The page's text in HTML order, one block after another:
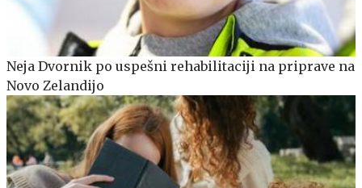
Neja Dvornik po uspešni rehabilitaciji na priprave na
Novo Zelandijo